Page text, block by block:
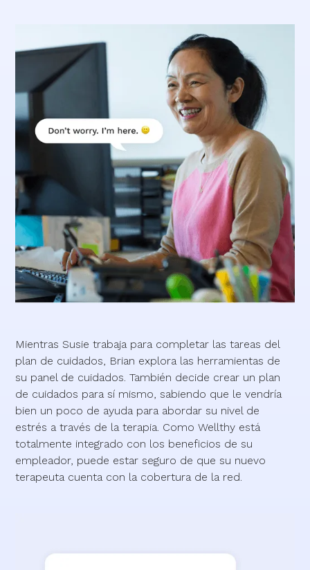
Mientras Susie trabaja para completar las tareas del
plan de cuidados, Brian explora las herramientas de
su panel de cuidados. También decide crear un plan
de cuidados para sí mismo, sabiendo que le vendría
bien un poco de ayuda para abordar su nivel de
estrés a través de la terapia. Como Wellthy está
totalmente integrado con los beneficios de su
empleador, puede estar seguro de que su nuevo
terapeuta cuenta con la cobertura de la red.